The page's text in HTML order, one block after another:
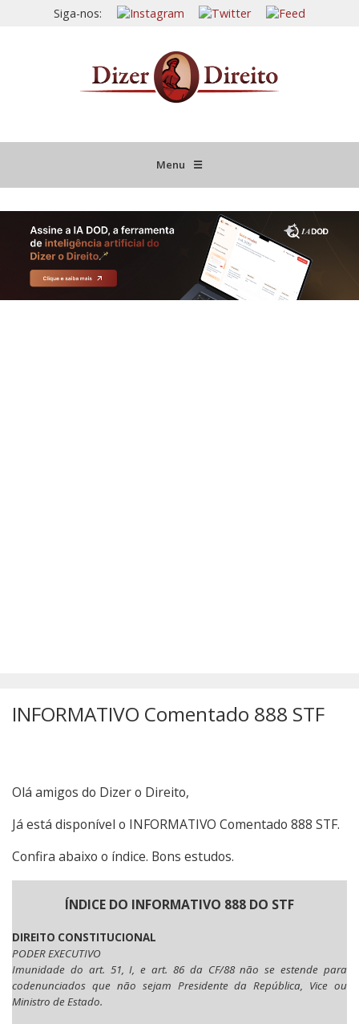
Siga-nos:
Menu ☰
JURISPRUDÊNCIA COMENTADA
INFORMATIVOS COMENTADOS
INFORMATIVO Comentado 888 STF
Olá amigos do Dizer o Direito,
Já está disponível o INFORMATIVO Comentado 888 STF.
Confira abaixo o índice. Bons estudos.
ÍNDICE DO INFORMATIVO 888 DO STF
DIREITO CONSTITUCIONAL
PODER EXECUTIVO
Imunidade do art. 51, I, e art. 86 da CF/88 não se estende para
codenunciados que não sejam Presidente da República, Vice ou
Ministro de Estado.